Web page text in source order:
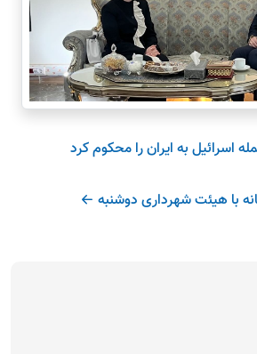
اسرائیل به ایران را محکوم کرد
با هیئت شهرداری دوشنبه